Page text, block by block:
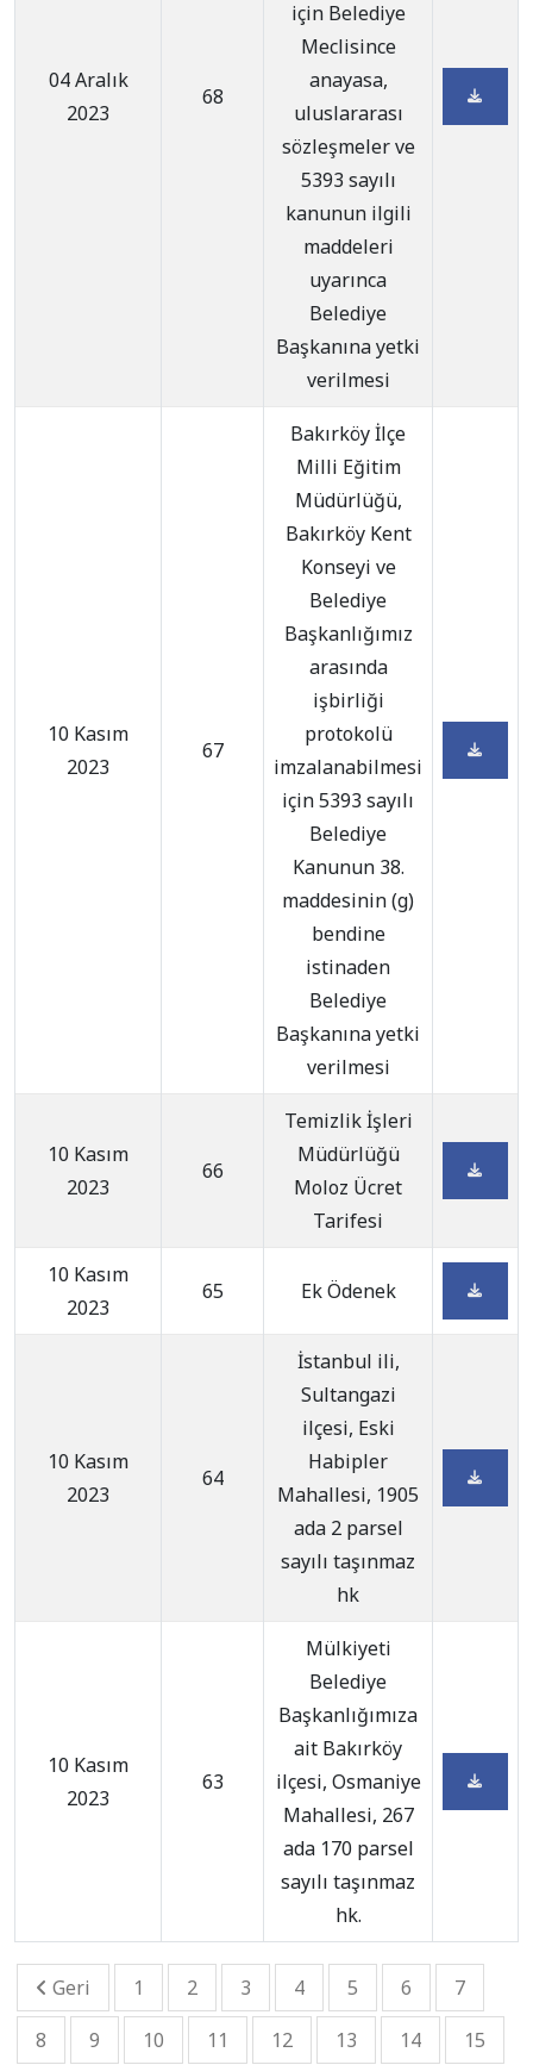
04 Aralık
2023
68
için Belediye
Meclisince
anayasa,
uluslararası
sözleşmeler ve
5393 sayılı
kanunun ilgili
maddeleri
uyarınca
Belediye
Başkanına yetki
verilmesi
10 Kasım
2023
67
Bakırköy İlçe
Milli Eğitim
Müdürlüğü,
Bakırköy Kent
Konseyi ve
Belediye
Başkanlığımız
arasında
işbirliği
protokolü
imzalanabilmesi
için 5393 sayılı
Belediye
Kanunun 38.
maddesinin (g)
bendine
istinaden
Belediye
Başkanına yetki
verilmesi
10 Kasım
2023
66
Temizlik İşleri
Müdürlüğü
Moloz Ücret
Tarifesi
10 Kasım
2023
65 Ek Ödenek
10 Kasım
2023
64
İstanbul ili,
Sultangazi
ilçesi, Eski
Habipler
Mahallesi, 1905
ada 2 parsel
sayılı taşınmaz
hk
10 Kasım
2023
63
Mülkiyeti
Belediye
Başkanlığımıza
ait Bakırköy
ilçesi, Osmaniye
Mahallesi, 267
ada 170 parsel
sayılı taşınmaz
hk.
Geri 1 2 3 4 5 6
7
8
9 10 11 12 13 14
15